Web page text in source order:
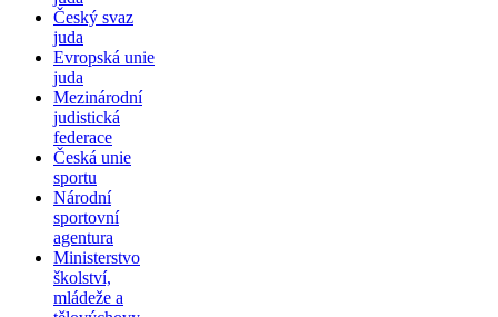
Český svaz
juda
Evropská unie
juda
Mezinárodní
judistická
federace
Česká unie
sportu
Národní
sportovní
agentura
Ministerstvo
školství,
mládeže a